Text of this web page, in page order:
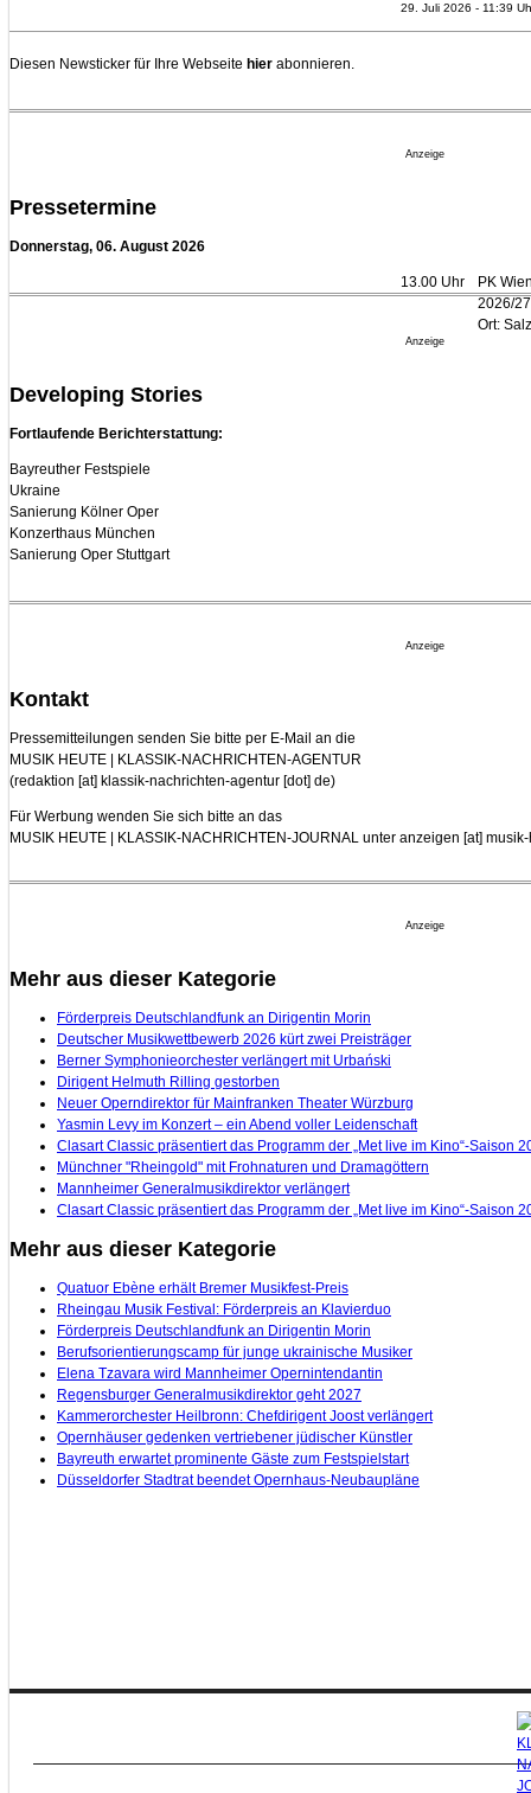
29. Juli 2026 - 11:39
Kammerorchester
21. Juli 2026 - 13:08
17. Juli 2026 - 18:03
Düsseldorfer
Neubau
Diesen Newsticker für Ihre Webseite hier abonnieren.
Anzeige
Pressetermine
Donnerstag, 06. August 2026
13.00 Uhr
PK
2026/
Ort:
Anzeige
Developing Stories
Fortlaufende Berichterstattung:
Bayreuther Festspiele
Ukraine
Sanierung Kölner Oper
Konzerthaus München
Sanierung Oper Stuttgart
Anzeige
Kontakt
Pressemitteilungen senden Sie bitte per E-Mail an die
MUSIK HEUTE | KLASSIK-NACHRICHTEN-AGENTUR
(redaktion [at] klassik-nachrichten-agentur [dot] de)
Für Werbung wenden Sie sich bitte an das
MUSIK HEUTE | KLASSIK-NACHRICHTEN-JOURNAL unter anzeigen [at]
Anzeige
Mehr aus dieser Kategorie
Förderpreis Deutschlandfunk an Dirigentin Morin
Deutscher Musikwettbewerb 2026 kürt zwei Preisträger
Berner Symphonieorchester verlängert mit Urbański
Dirigent Helmuth Rilling gestorben
Neuer Operndirektor für Mainfranken Theater Würzburg
Yasmin Levy im Konzert – ein Abend voller Leidenschaft
Clasart Classic präsentiert das Programm der „Met live im Kino“-Saison
Münchner "Rheingold" mit Frohnaturen und Dramagöttern
Mannheimer Generalmusikdirektor verlängert
Clasart Classic präsentiert das Programm der „Met live im Kino“-Saison
Mehr aus dieser Kategorie
Quatuor Ebène erhält Bremer Musikfest-Preis
Rheingau Musik Festival: Förderpreis an Klavierduo
Förderpreis Deutschlandfunk an Dirigentin Morin
Berufsorientierungscamp für junge ukrainische Musiker
Elena Tzavara wird Mannheimer Opernintendantin
Regensburger Generalmusikdirektor geht 2027
Kammerorchester Heilbronn: Chefdirigent Joost verlängert
Opernhäuser gedenken vertriebener jüdischer Künstler
Bayreuth erwartet prominente Gäste zum Festspielstart
Düsseldorfer Stadtrat beendet Opernhaus-Neubaupläne